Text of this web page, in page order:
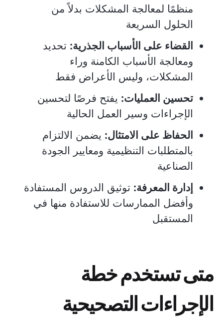
منظمًا لمعالجة المشكلات بدلاً من
الحلول السريعة
القضاء على الأسباب الجذرية: تحديد
ومعالجة الأسباب الكامنة وراء
المشكلات، وليس الأعراض فقط
تحسين العمليات: يفتح فرصًا لتحسين
الإجراءات وسير العمل الحالية
الحفاظ على الامتثال: يضمن الالتزام
بالمتطلبات التنظيمية ومعايير الجودة
الصناعية
إدارة المعرفة: توثيق الدروس المستفادة
وأفضل الممارسات للاستفادة منها في
المستقبل
متى تستخدم خطة
الإجراءات التصحيحية